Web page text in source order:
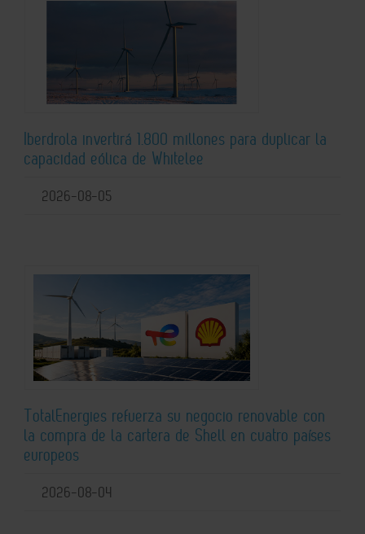
Iberdrola invertirá 1.800 millones para duplicar la
capacidad eólica de Whitelee
2026-08-05
TotalEnergies refuerza su negocio renovable con
la compra de la cartera de Shell en cuatro países
europeos
2026-08-04